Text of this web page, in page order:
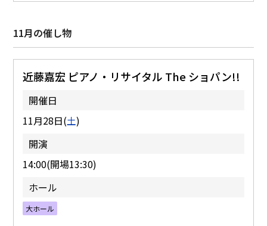
11月の催し物
近藤嘉宏 ピアノ・リサイタル The ショパン!!
開催日
11月28日(土)
開演
14:00(開場13:30)
ホール
大ホール